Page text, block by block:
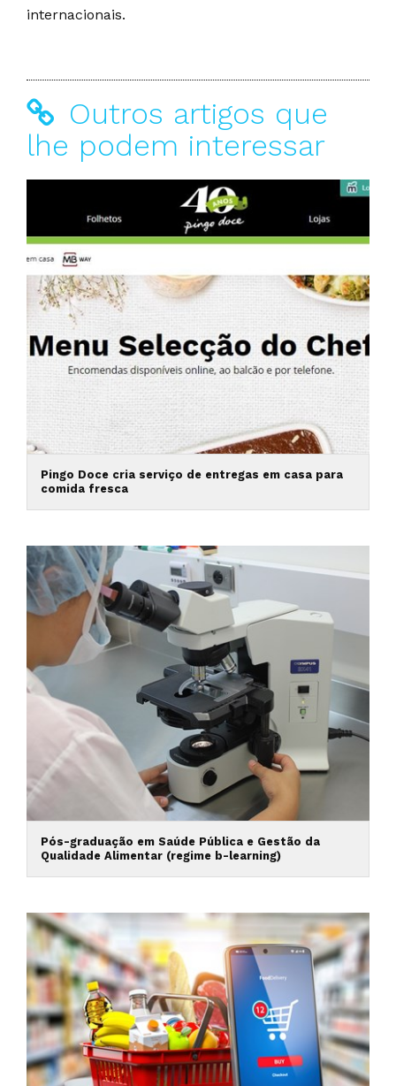
internacionais.
Outros artigos que
lhe podem interessar
Pingo Doce cria serviço de entregas em casa para
comida fresca
Pós-graduação em Saúde Pública e Gestão da
Qualidade Alimentar (regime b-learning)